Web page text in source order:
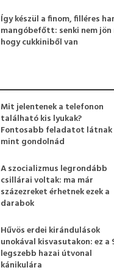
Így készül a finom, filléres
mangóbefőtt: senki nem jön
hogy cukkiniből van
Mit jelentenek a telefonon
található kis lyukak?
Fontosabb feladatot látnak
mint gondolnád
A szocializmus legrondább
csillárai voltak: ma már
százezreket érhetnek ezek a
darabok
Hűvös erdei kirándulások
unokával kisvasutakon: ez a
legszebb hazai útvonal
kánikulára